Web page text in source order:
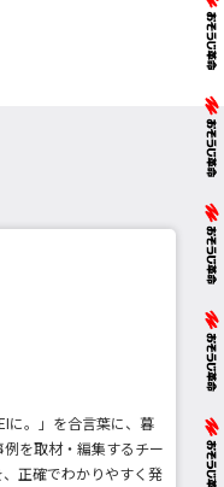
に。」を合言葉に、暮
を取材・編集するチー
正確でわかりやすく発